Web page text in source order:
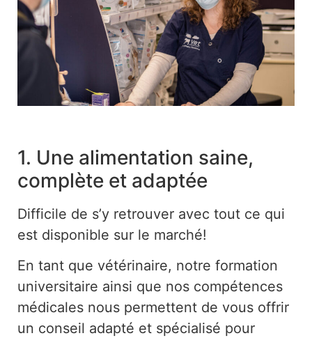
1. Une alimentation saine,
complète et adaptée
Difficile de s’y retrouver avec tout ce qui
est disponible sur le marché!
En tant que vétérinaire, notre formation
universitaire ainsi que nos compétences
médicales nous permettent de vous offrir
un conseil adapté et spécialisé pour